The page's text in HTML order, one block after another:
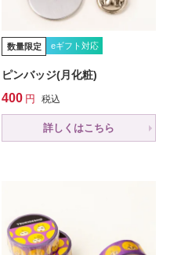
数量限定 eギフト対応
ピンバッジ(月化粧)
400 税込
詳しくはこちら